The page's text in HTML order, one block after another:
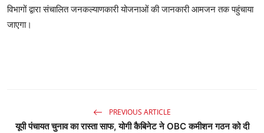
विभागों द्वारा संचालित जनकल्याणकारी योजनाओं की जानकारी आमजन तक पहुंचाया
जाएगा।
PREVIOUS ARTICLE
यूपी पंचायत चुनाव का रास्ता साफ, योगी कैबिनेट ने OBC कमीशन गठन को दी